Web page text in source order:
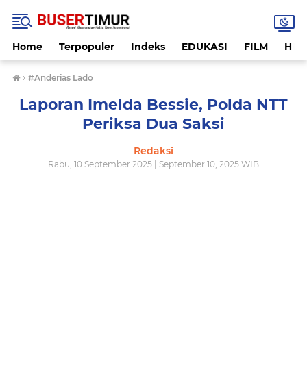
Home Terpopuler Indeks EDUKASI FILM
› #Anderias Lado
Laporan Imelda Bessie, Polda NTT
Periksa Dua Saksi
Redaksi
Rabu, 10 September 2025 | September 10, 2025 WIB